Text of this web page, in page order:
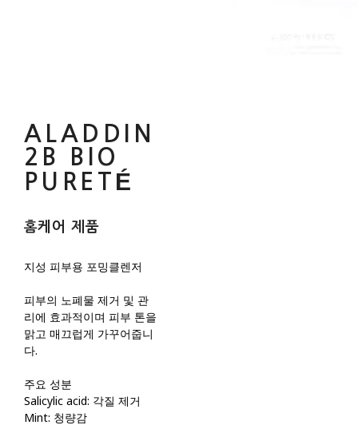
ALADDIN
2B BIO
PURETÉ
홈케어 제품
지성 피부용 포밍클렌저
피부의 노폐물 제거 및 관
리에 효과적이며 피부 톤을
맑고 매끄럽게 가꾸어줍니
다.
주요 성분
Salicylic acid: 각질 제거
Mint: 청량감